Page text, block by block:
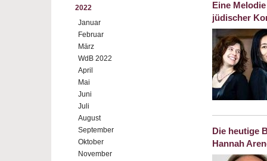
2022
Januar
Februar
März
WdB 2022
April
Mai
Juni
Juli
August
September
Oktober
November
Eine
jüdischer
Die heutige
Hannah